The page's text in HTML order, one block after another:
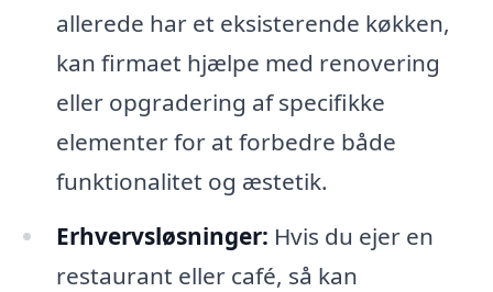
allerede har et eksisterende køkken,
kan firmaet hjælpe med renovering
eller opgradering af specifikke
elementer for at forbedre både
funktionalitet og æstetik.
Erhvervsløsninger: Hvis du ejer en
restaurant eller café, så kan